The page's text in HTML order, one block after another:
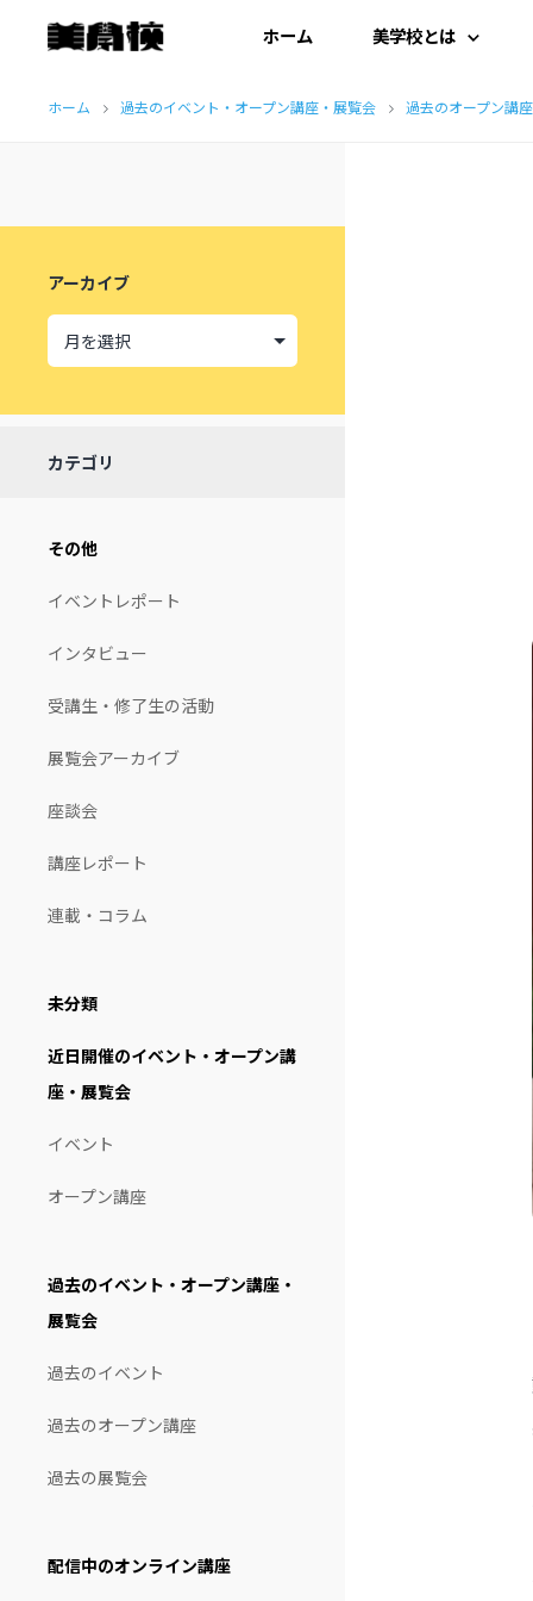
ッ
ホーム 美学校とは
はじめての方へ
ホーム 過去のイベント・オープン講座・展覧会 過去のオープン講座
アーカイブ
カテゴリ
その他
イベントレポート
インタビュー
受講生・修了生の活動
展覧会アーカイブ
座談会
講座レポート
連載・コラム
未分類
近日開催のイベント・オープン講
座・展覧会
イベント
オープン講座
過去のイベント・オープン講座・
展覧会
過去のイベント
過去のオープン講座
過去の展覧会
配信中のオンライン講座